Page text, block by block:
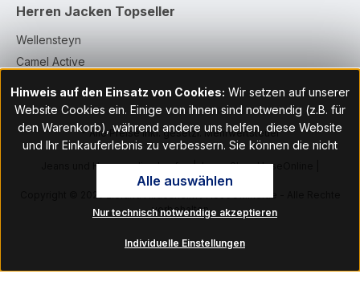
Herren Jacken Topseller
Wellensteyn
Camel Active
* Alle Preise inkl. gesetzl. Mehrwertsteuer
Jeans und Hosen online kaufen | Jeans Shop HoseOnline |
HoseOnline.de
vorbehalten
Hinweis auf den Einsatz von Cookies: Wir setzen auf unserer
Website Cookies ein. Einige von ihnen sind notwendig (z.B. für
den Warenkorb), während andere uns helfen, diese Website
und Ihr Einkauferlebnis zu verbessern. Sie können die nicht
notwendigen Cookies mit Klick auf „OK“ akzeptieren oder per
Klick auf "Nur technisch notwendige akzeptieren" ablehnen. Den
Zugang zu den Cookie-Einstellungen finden Sie im Fußbereich
unserer Website im Menüpunkt „Informationen“. Dort können Sie
Hinweis auf Verarbeitung Ihrer auf dieser Webseite erhobenen
Nur technisch notwendige akzeptieren
Individuelle Einstellungen
Alle auswählen